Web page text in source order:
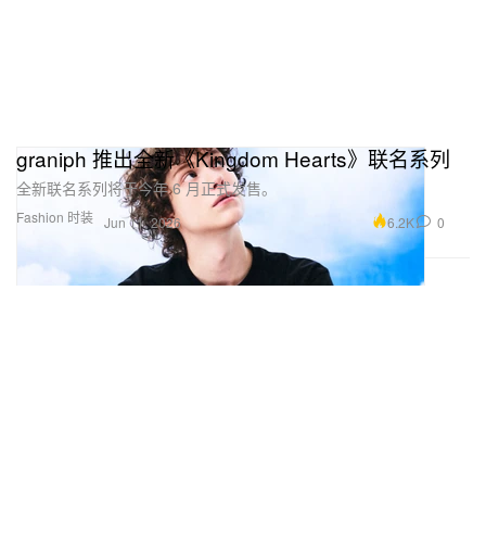
Fashion 时装
graniph 推出全新《Kingdom Hearts》联名系列
全新联名系列将于今年 6 月正式发售。
Jun 11, 2026 6.2K 0